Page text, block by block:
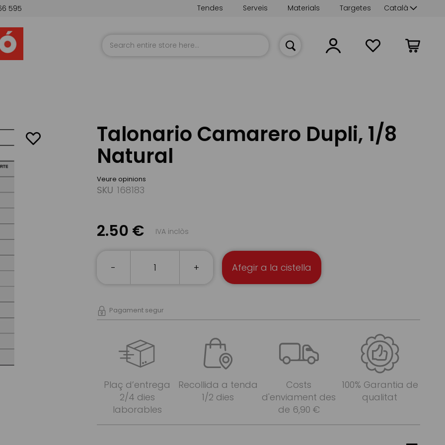
595 Language
Català
Targetes
Materials
Serveis
Tendes
La meva
Talonario Camarero Dupli, 1/8
Natural
Veure opinions
SKU 168183
2.50 € IVA inclòs
- + Afegir a la cistella
Pagament segur
Plaç d’entrega
2/4 dies
laborables
Recollida a tenda
1/2 dies
Costs
d'enviament des
de 6,90 €
100% Garantia de
qualitat